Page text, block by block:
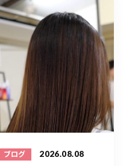
ブログ 2026.08.08